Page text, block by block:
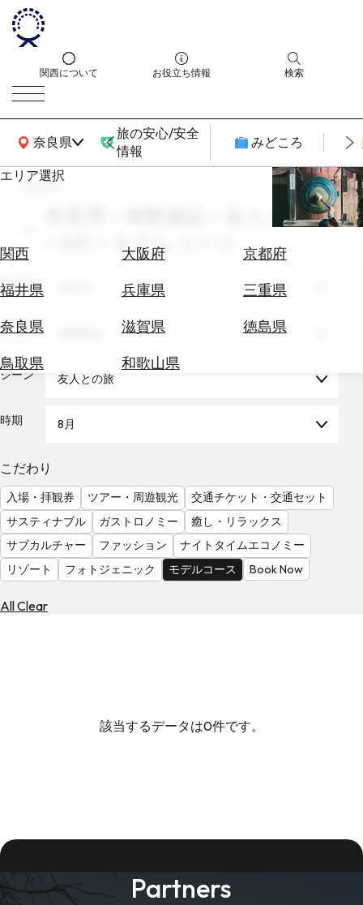
関西について お役立ち情報 検索
奈良県
関西広域MAP
旅の安心/安全
情報
みどころ
エリア選択
関西 大阪府
京都府
福井県
兵庫県
三重県
奈良県
滋賀県
徳島県
鳥取県
和歌山県
エ
券
テ
を
る
気
を
見
る
search
奈良県 × 体験施設 × 友人との旅
× 8月 × モデルコース
エリア
テーマ
シーン 友人との旅
時期 8月
こだわり
入場・拝観券 ツアー・周遊観光
交通チケット・交通セット
サスティナブル
ガストロノミー
癒し・リラックス
サブカルチャー
ファッション
ナイトタイムエコノミー
リゾート
フォトジェニック モデルコース Book Now
All Clear
該当するデータは0件です。
Partners